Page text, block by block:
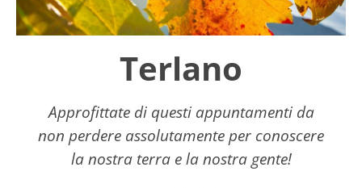
Terlano
Approfittate di questi appuntamenti da
non perdere assolutamente per conoscere
la nostra terra e la nostra gente!